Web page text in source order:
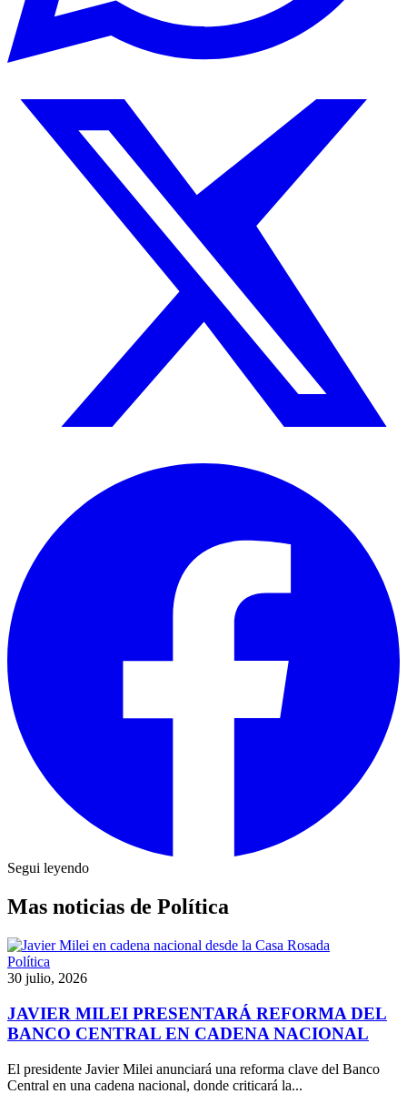
Segui leyendo
Mas noticias de Política
Política
30 julio, 2026
JAVIER MILEI PRESENTARÁ REFORMA DEL
BANCO CENTRAL EN CADENA NACIONAL
El presidente Javier Milei anunciará una reforma clave del Banco
Central en una cadena nacional, donde criticará la...